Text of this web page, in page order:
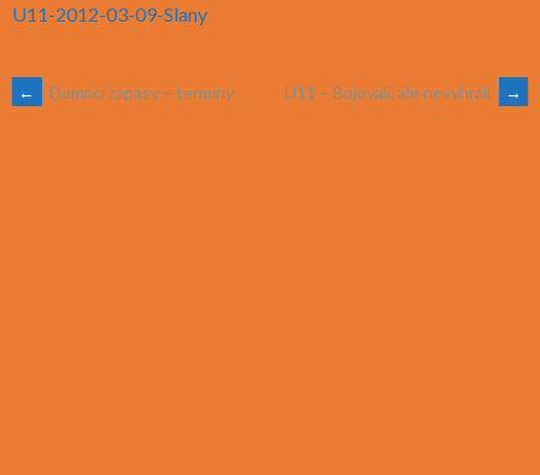
U11-2012-03-09-Slany
POST
← Domácí zápasy – termíny U11 – Bojovali, ale nevyhráli →